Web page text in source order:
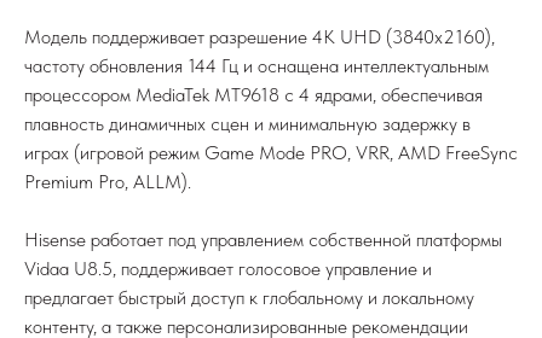
Модель поддерживает разрешение 4K UHD (3840x2160),
частоту обновления 144 Гц и оснащена интеллектуальным
процессором MediaTek MT9618 с 4 ядрами, обеспечивая
плавность динамичных сцен и минимальную задержку в
играх (игровой режим Game Mode PRO, VRR, AMD FreeSync
Premium Pro, ALLM).
Hisense работает под управлением собственной платформы
Vidaa U8.5, поддерживает голосовое управление и
предлагает быстрый доступ к глобальному и локальному
контенту, а также персонализированные рекомендации